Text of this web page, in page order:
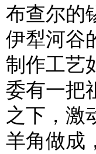
布查尔的
伊犁河谷
制作工艺
委有一把
之下，激
羊角做成